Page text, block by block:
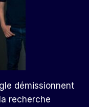
démissionnent
recherche